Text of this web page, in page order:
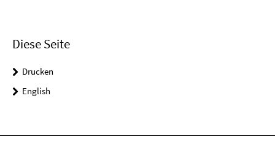
Diese Seite
Drucken
English